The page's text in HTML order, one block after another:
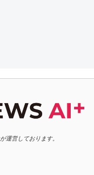
が運営しております。